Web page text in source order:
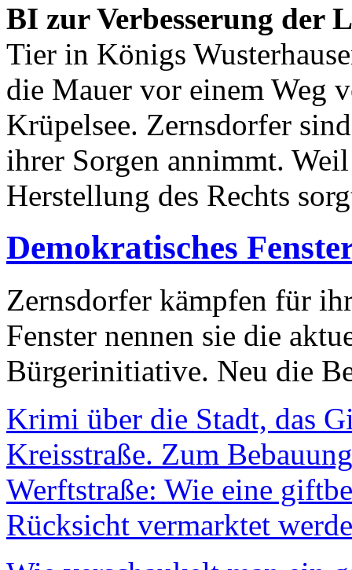
BI zur Verbesserung der
Tier in Königs
die Mauer vor einem Weg
Krüpelsee. Zernsdorfer
ihrer Sorgen annimmt.
Herstellung des Rechts
Demokratisches
Zernsdorfer kämpfen für
Fenster nennen sie die
Bürgerinitiative. Neu die
Krimi über die Stadt, das
Kreisstraße. Zum
Werftstraße: Wie eine
Rücksicht vermarktet